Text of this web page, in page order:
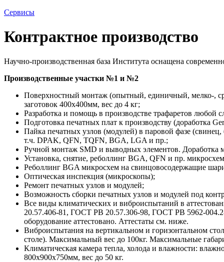
Сервисы
Контрактное производство
Научно-производственная база Института оснащена
Производственные участки №1 и №2
Поверхностный монтаж (опытный, единичный, мелко-,
заготовок 400х400мм, вес до 4 кг;
Разработка и помощь в производстве трафаретов любой
Подготовка печатных плат к производству (доработка
Пайка печатных узлов (модулей) в паровой фазе
т.ч. DPAK, QFN, TQFN, BGA, LGA и пр.;
Ручной монтаж SMD и выводных элементов. Доработка
Установка, снятие, реболлинг BGA, QFN и пр.
Реболлинг BGA микросхем на свинцовосодержащие
Оптическая инспекция (микроскопы);
Ремонт печатных узлов и модулей;
Возможность сборки печатных узлов и модулей под
Все виды климатических и виброиспытаний в
20.57.406-81, ГОСТ РВ 20.57.306-98, ГОСТ РВ 5962-004.2-
оборудование аттестовано. Аттестаты см. ниже.
Виброиспытания на вертикальном и горизонтальном
столе). Максимальный вес до 100кг. Максимальные
Климатическая камера тепла, холода и влажности:
800х900х750мм, вес до 50 кг.